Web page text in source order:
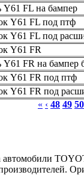
Y61 FL на бампер
Y61 FL под птф
Y61 FL под
Y61 FR
Y61 FR на бампер
Y61 FR под птф
Y61 FR под
« ‹ 48 49 50
автомобили